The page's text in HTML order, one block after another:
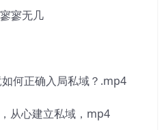
寥无几
何正确入局私域？.mp4
从心建立私域，mp4